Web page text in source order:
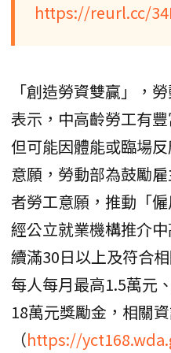
https://reurl.cc/
「創造勞資雙贏」，
表示，中高齡勞工有
但可能因體能或臨場
意願，勞動部為鼓勵
者勞工意願，推動「
經公立就業機構推介
續滿30日以上及符合
每人每月最高1.5萬元
18萬元獎勵金，相關
（https://